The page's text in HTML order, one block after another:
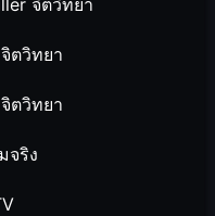
ตวิทยา
ตวิทยา
จริง